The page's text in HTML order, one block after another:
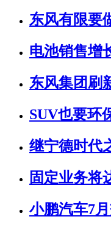
东风有限要
电池销售增
东风集团刷
SUV也要环
继宁德时代
固定业务将
小鹏汽车7